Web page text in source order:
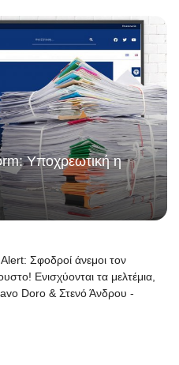
Υποχρεωτική η
Σφοδροί άνεμοι τον
Ενισχύονται τα μελτέμια,
Doro & Στενό Άνδρου -